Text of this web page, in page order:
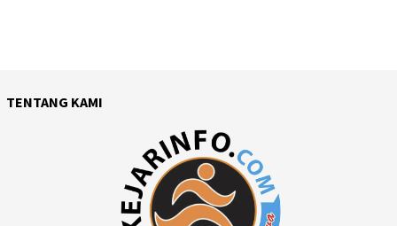
TENTANG KAMI